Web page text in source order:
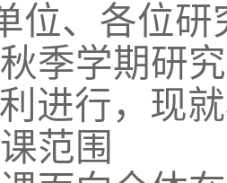
位、各位研
季学期研
进行，现
范围